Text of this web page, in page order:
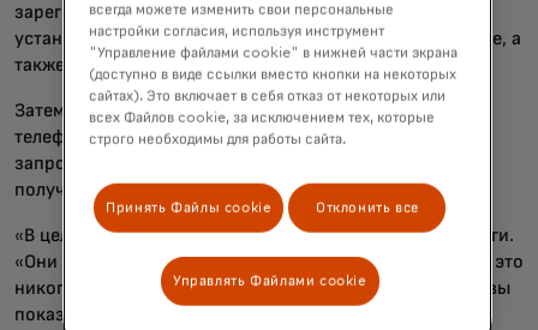
зарегистрироваться в системе онлайн-банкинга,
установить надежные пароли и биометрические данные, а
также просмотреть баланс на экране.
Затем они показали пожилым людям, как пользоваться
телефонами, чтобы отключить платежные карты,
запросить изменение лимитов по кредитным картам и
получать уведомления о снятии денег со счетов.
«В целом, отзывы были отличными», — говорит Капланги.
«Они сказали: 'Наши внуки пытались показать нам, но это
никогда не было так детализировано и визуально, как вы
показывали.' Они жаждали большего.»
всегда можете изменить свои персональные
настройки согласия, используя инструмент
"Управление файлами cookie" в нижней части экрана
(доступно в виде ссылки вместо кнопки на некоторых
сайтах). Это включает в себя отказ от некоторых или
всех Файлов cookie, за исключением тех, которые
строго необходимы для работы сайта.
Принять Файлы cookie Отклонить все
Управлять Файлами cookie